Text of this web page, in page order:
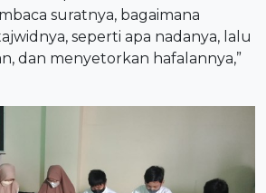
suratnya, bagaimana
seperti apa nadanya, lalu
dan menyetorkan hafalannya,”